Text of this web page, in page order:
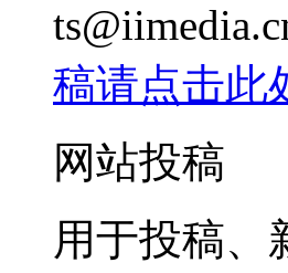
稿请点击此
网站投稿
用于投稿、